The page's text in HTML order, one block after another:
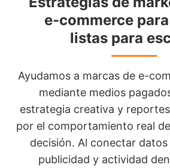
e-commerce
listas para
Ayudamos a marcas de e-
mediante medios
estrategia creativa y
por el comportamiento real
decisión. Al conectar datos
publicidad y actividad